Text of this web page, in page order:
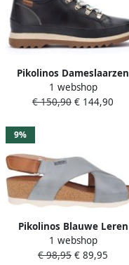
Pikolinos Dameslaarzen
Vigo
1 webshop
€ 150,90 € 144,90
9%
Pikolinos Blauwe Leren
Dames Sandaal Mahon
1 webshop
€ 98,95 € 89,95